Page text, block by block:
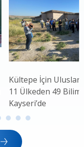
Kültepe İçin
11 Ülkeden 49 Bilim
Kayseri’de